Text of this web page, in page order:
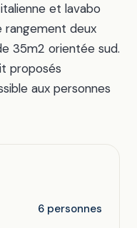
et lavabo
rangement deux
35m2 orientée sud.
proposés
aux personnes
6 personnes